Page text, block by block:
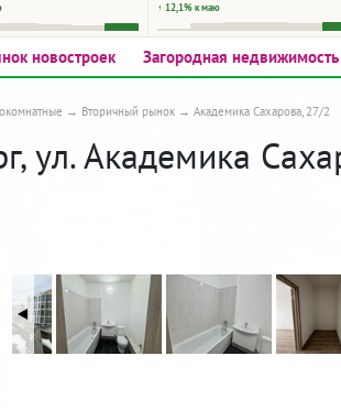
↑ 12,1% к маю
новостроек Загородная недвижимость
Вторичный рынок Академика Сахарова, 27/2
ул. Академика